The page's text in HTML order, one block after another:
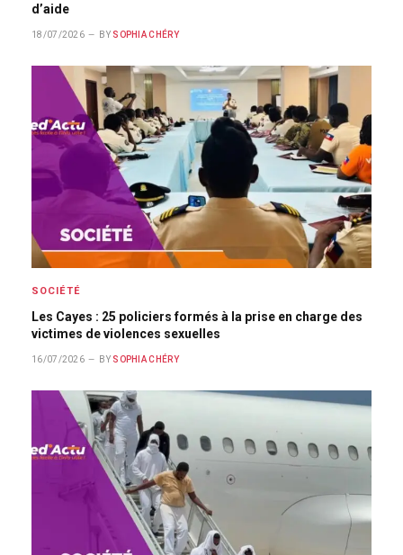
d’aide
18/07/2026 BY SOPHIA CHÉRY
SOCIÉTÉ
Les Cayes : 25 policiers formés à la prise en charge des
victimes de violences sexuelles
16/07/2026 BY SOPHIA CHÉRY